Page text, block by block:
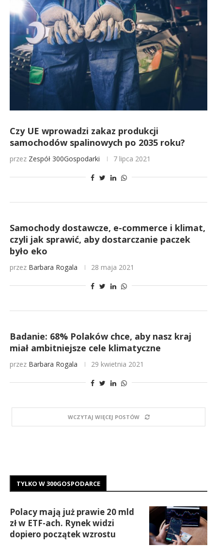
Czy UE wprowadzi zakaz produkcji
samochodów spalinowych po 2035 roku?
przez Zespół 300Gospodarki 7 lipca 2021
Samochody dostawcze, e-commerce i klimat,
czyli jak sprawić, aby dostarczanie paczek
było eko
przez Barbara Rogala 28 maja 2021
Badanie: 68% Polaków chce, aby nasz kraj
miał ambitniejsze cele klimatyczne
przez Barbara Rogala 29 kwietnia 2021
WCZYTAJ WIĘCEJ POSTÓW
TYLKO W 300GOSPODARCE
Polacy mają już prawie 20 mld
zł w ETF-ach. Rynek widzi
dopiero początek wzrostu